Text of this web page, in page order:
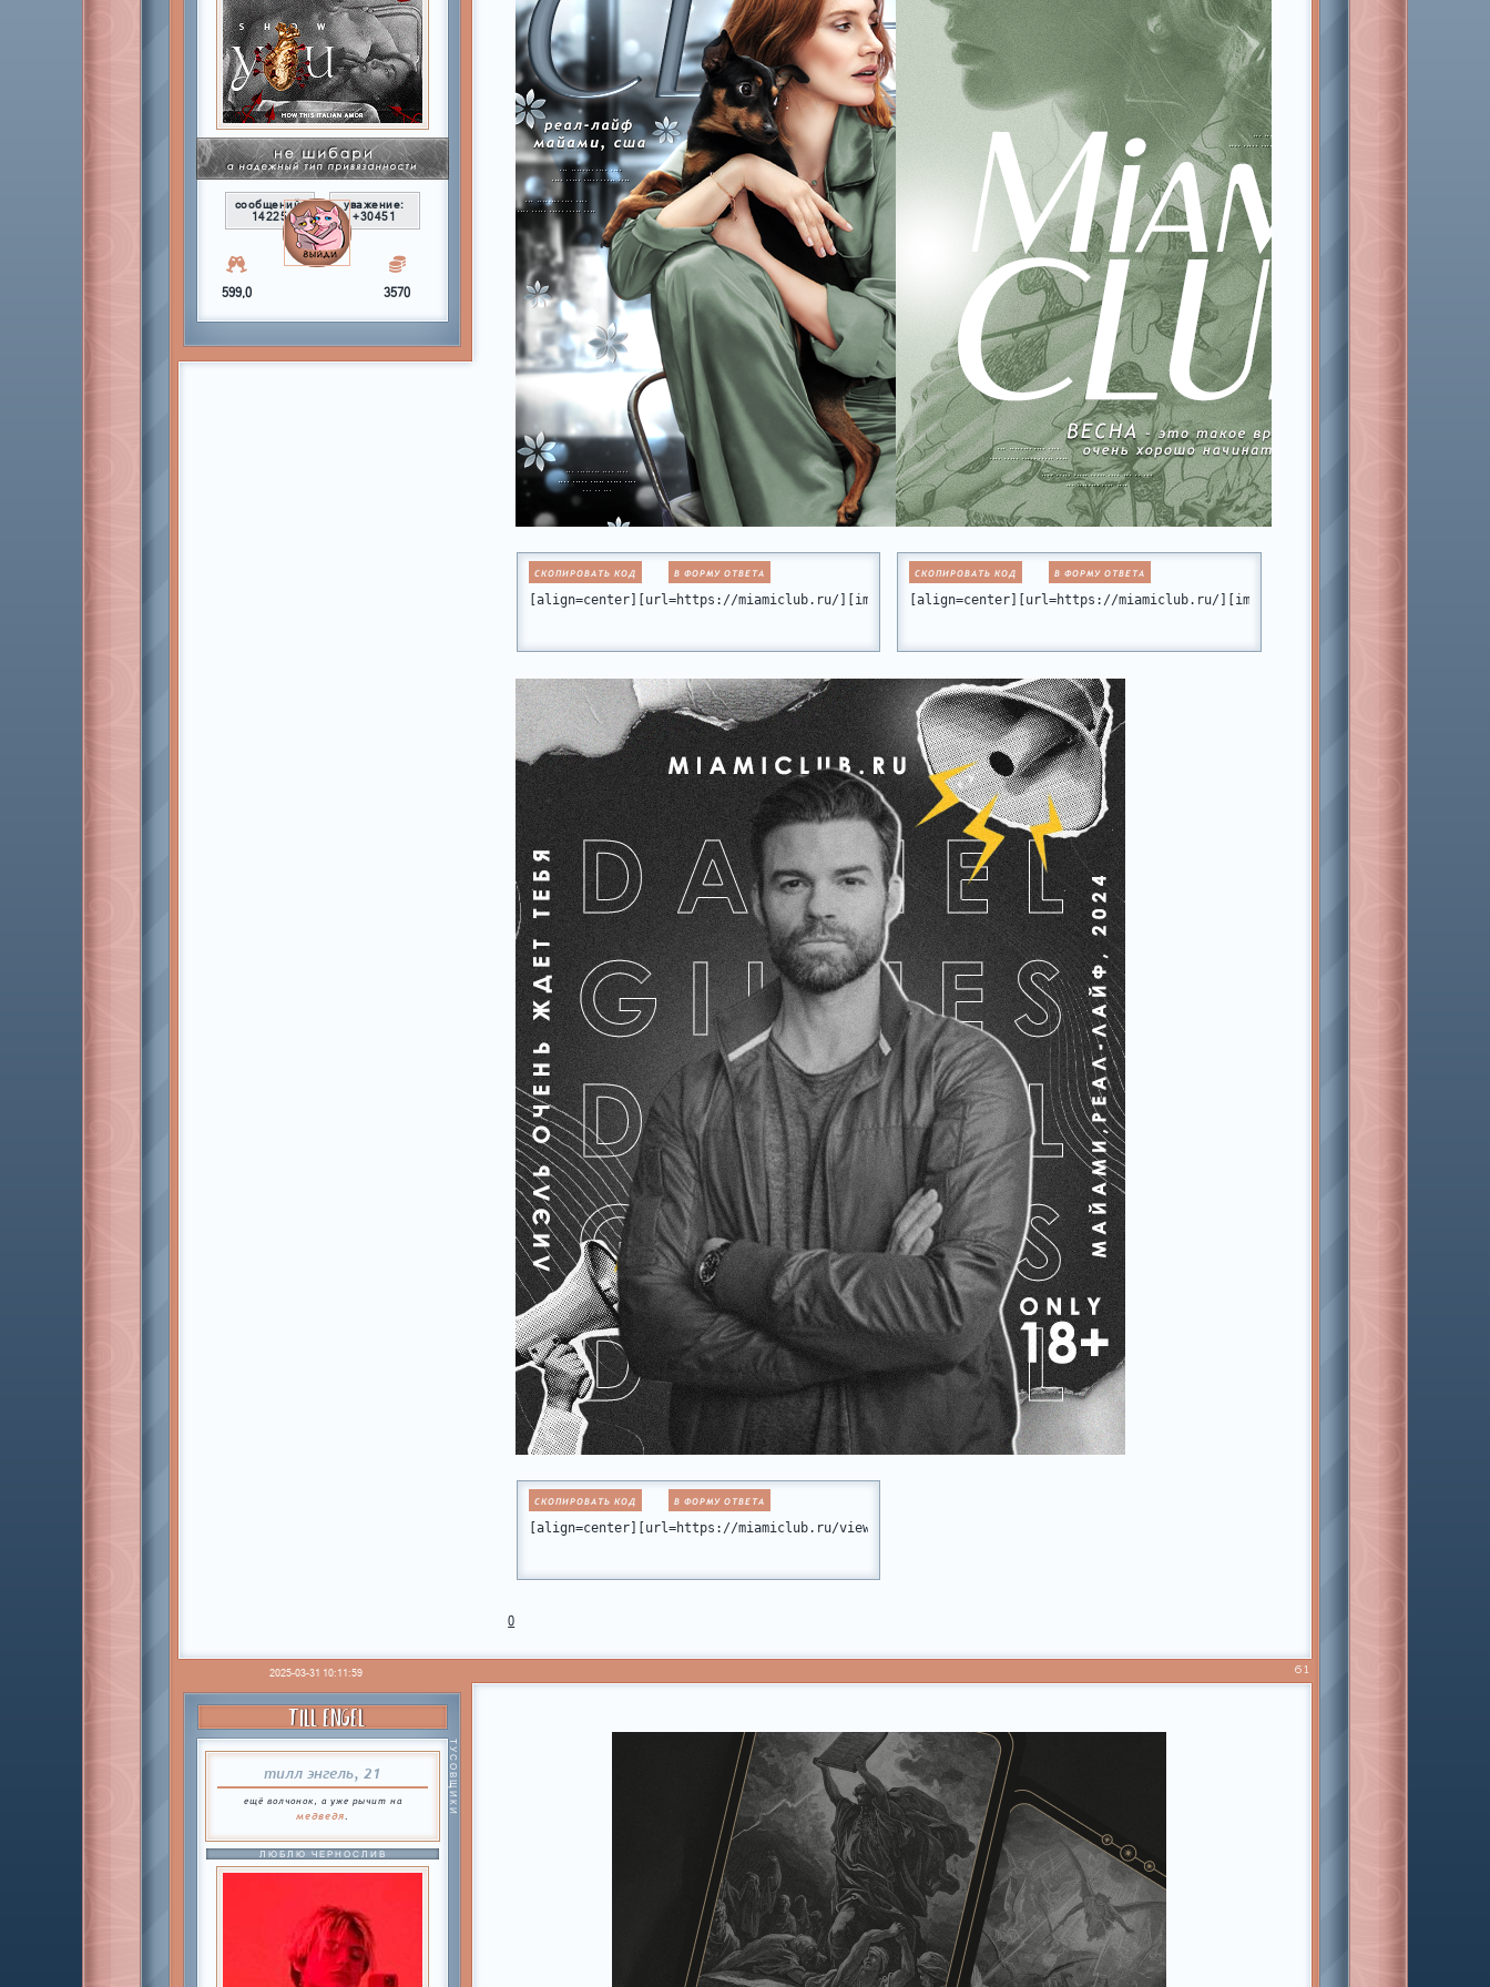
сообщений:
14225
уважение:
+30451
599,0 3570
СКОПИРОВАТЬ КОД В ФОРМУ ОТВЕТА
[align=center][url=https://miamiclub.ru/][img]https://forumstatic.ru/files/001b/fb/fb/33775.png[/img][/url][/align]
СКОПИРОВАТЬ КОД В ФОРМУ ОТВЕТА
[align=center][url=https://miamiclub.ru/][img]https://forumstatic.ru/
СКОПИРОВАТЬ КОД В ФОРМУ ОТВЕТА
[align=center][url=https://miamiclub.ru/viewtopic.php?id=10&p=2#p463827][img]https://forumstatic.ru/files/001b/c7/a6/
0
61
2025-03-31 10:11:59
TILL ENGEL
тилл энгель, 21
ещё волчонок, а уже рычит на
медведя. ТУСОВЩИКИ
ЛЮБЛЮ ЧЕРНОСЛИВ